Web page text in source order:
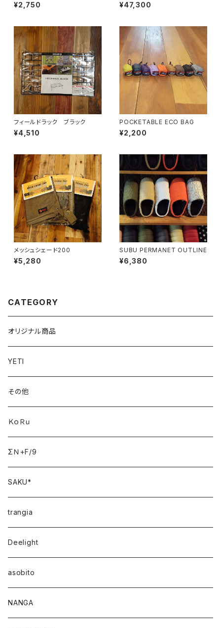
¥2,750 ¥47,300
フィールドラック ブラック
¥4,510
POCKETABLE ECO BAG
¥2,200
メッシュシェード200
¥5,280
SUBU PERMANET OUTLINE
¥6,380
CATEGORY
オリジナル商品
YETI
その他
ＫｏＲｕ
ΣＮ+F/9
SAKU*
trangia
Deelight
asobito
NANGA